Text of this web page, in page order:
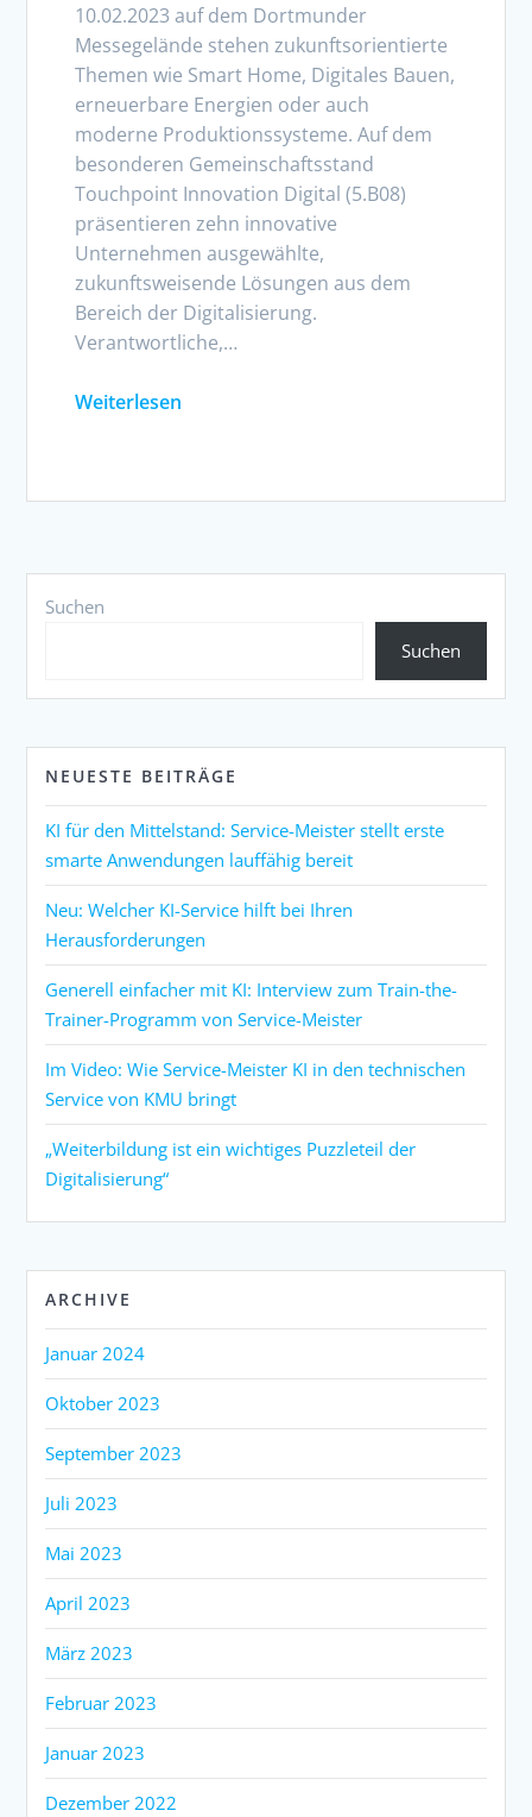
10.02.2023 auf dem Dortmunder
Messegelände stehen zukunftsorientierte
Themen wie Smart Home, Digitales Bauen,
erneuerbare Energien oder auch
moderne Produktionssysteme. Auf dem
besonderen Gemeinschaftsstand
Touchpoint Innovation Digital (5.B08)
präsentieren zehn innovative
Unternehmen ausgewählte,
zukunftsweisende Lösungen aus dem
Bereich der Digitalisierung.
Verantwortliche,…
Weiterlesen
Suchen
Suchen
NEUESTE BEITRÄGE
KI für den Mittelstand: Service-Meister stellt erste
smarte Anwendungen lauffähig bereit
Neu: Welcher KI-Service hilft bei Ihren
Herausforderungen
Generell einfacher mit KI: Interview zum Train-the-
Trainer-Programm von Service-Meister
Im Video: Wie Service-Meister KI in den technischen
Service von KMU bringt
„Weiterbildung ist ein wichtiges Puzzleteil der
Digitalisierung“
ARCHIVE
Januar 2024
Oktober 2023
September 2023
Juli 2023
Mai 2023
April 2023
März 2023
Februar 2023
Januar 2023
Dezember 2022